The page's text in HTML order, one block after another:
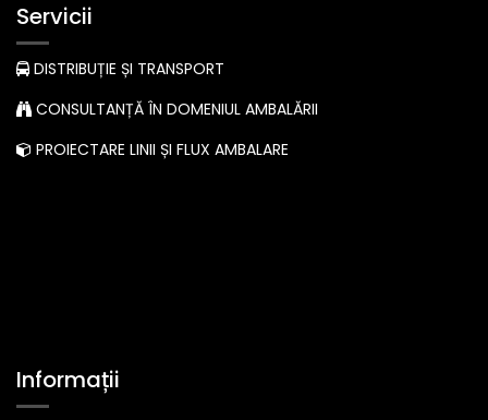
Servicii
DISTRIBUȚIE ȘI TRANSPORT
CONSULTANȚĂ ÎN DOMENIUL AMBALĂRII
PROIECTARE LINII ȘI FLUX AMBALARE
Informații